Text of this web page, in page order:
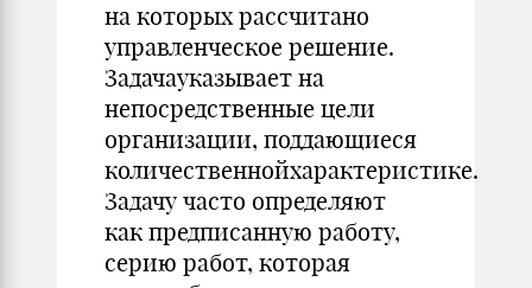
на которых рассчитано
управленческое решение.
Задачауказывает на
непосредственные цели
организации, поддающиеся
количественнойхарактеристике.
Задачу часто определяют
как предписанную работу,
серию работ, которая